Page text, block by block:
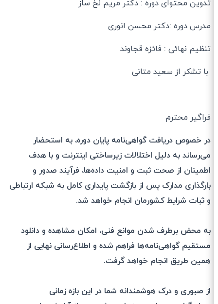
تدوین محتوای دوره : دکتر مریم نخ ساز
مدرس دوره :دکتر محسن انوری
تنظیم نهائی : فائزه قجاوند
با تشکر از سعید متانی
فراگیر محترم
در خصوص دریافت گواهی‌نامه‌ پایان دوره، به استحضار
می‌رساند به دلیلاختلالات زیرساختی اینترنتو با هدف
اطمینان از صحت ثبت و امنیت داده‌ها، فرآیند صدور و
بارگذاری مدارک پس از بازگشت پایداری کامل به شبکه ارتباطی
وثبات شرایط کشورمانانجام خواهد شد.
به محض برطرف شدن موانع فنی، امکانمشاهده و دانلود
مستقیم گواهی‌نامه‌ها فراهم شده و اطلاع‌رسانی نهایی از
همین طریق انجام خواهد گرفت.
از صبوری و درک هوشمندانه شما در این بازه زمانی